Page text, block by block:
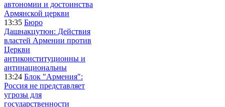
автономии и достоинства
Армянской церкви
13:35 Бюро
Дашнакцутюн: Действия
властей Армении против
Церкви
антиконституционны и
антинациональны
13:24 Блок "Армения":
Россия не представляет
угрозы для
государственности